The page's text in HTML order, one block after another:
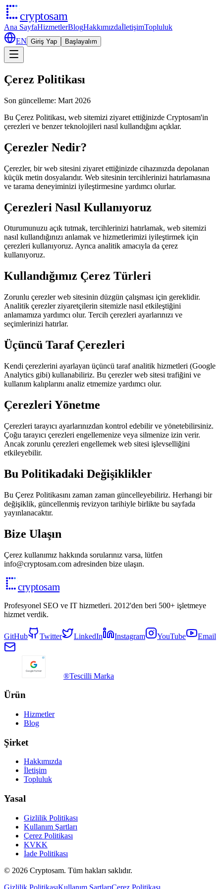
cryptosam
Ana SayfaHizmetlerBlogHakkımızdaİletişimTopluluk
EN Giriş Yap Başlayalım
Çerez Politikası
Son güncelleme: Mart 2026
Bu Çerez Politikası, web sitemizi ziyaret ettiğinizde Cryptosam'in
çerezleri ve benzer teknolojileri nasıl kullandığını açıklar.
Çerezler Nedir?
Çerezler, bir web sitesini ziyaret ettiğinizde cihazınızda depolanan
küçük metin dosyalarıdır. Web sitesinin tercihlerinizi hatırlamasına
ve tarama deneyiminizi iyileştirmesine yardımcı olurlar.
Çerezleri Nasıl Kullanıyoruz
Oturumunuzu açık tutmak, tercihlerinizi hatırlamak, web sitemizi
nasıl kullandığınızı anlamak ve hizmetlerimizi iyileştirmek için
çerezleri kullanıyoruz. Ayrıca analitik amacıyla da çerez
kullanıyoruz.
Kullandığımız Çerez Türleri
Zorunlu çerezler web sitesinin düzgün çalışması için gereklidir.
Analitik çerezler ziyaretçilerin sitemizle nasıl etkileştiğini
anlamamıza yardımcı olur. Tercih çerezleri ayarlarınızı ve
seçimlerinizi hatırlar.
Üçüncü Taraf Çerezleri
Kendi çerezlerini ayarlayan üçüncü taraf analitik hizmetleri (Google
Analytics gibi) kullanabiliriz. Bu çerezler web sitesi trafiğini ve
kullanım kalıplarını analiz etmemize yardımcı olur.
Çerezleri Yönetme
Çerezleri tarayıcı ayarlarınızdan kontrol edebilir ve yönetebilirsiniz.
Çoğu tarayıcı çerezleri engellemenize veya silmenize izin verir.
Ancak zorunlu çerezleri engellemek web sitesi işlevselliğini
etkileyebilir.
Bu Politikadaki Değişiklikler
Bu Çerez Politikasını zaman zaman güncelleyebiliriz. Herhangi bir
değişiklik, güncellenmiş revizyon tarihiyle birlikte bu sayfada
yayınlanacaktır.
Bize Ulaşın
Çerez kullanımız hakkında sorularınız varsa, lütfen
info@cryptosam.com adresinden bize ulaşın.
cryptosam
Profesyonel SEO ve IT hizmetleri. 2012'den beri 500+ işletmeye
hizmet verdik.
GitHub Twitter LinkedIn Instagram YouTube Email
®Tescilli Marka
Ürün
Hizmetler
Blog
Şirket
Hakkımızda
İletişim
Topluluk
Yasal
Gizlilik Politikası
Kullanım Şartları
Çerez Politikası
KVKK
İade Politikası
© 2026 Cryptosam. Tüm hakları saklıdır.
Gizlilik PolitikasıKullanım ŞartlarıÇerez Politikası